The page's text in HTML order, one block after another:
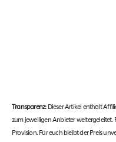
Transparenz:Dieser Artikel enthält
zum jeweiligen Anbieter
Provision. Für euch bleibt der Preis